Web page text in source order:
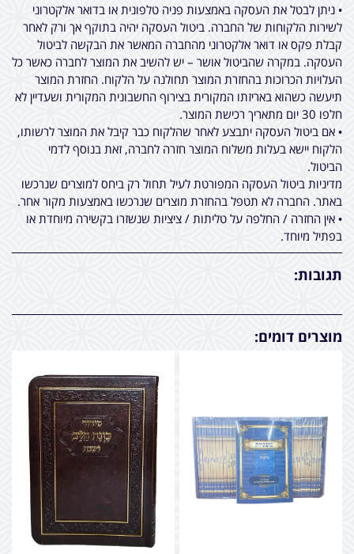
• ניתן לבטל את העסקה באמצעות פניה טלפונית או בדואר אלקטרוני
לשירות הלקוחות של החברה. ביטול העסקה יהיה בתוקף אך ורק לאחר
קבלת פקס או דואר אלקטרוני מהחברה המאשר את הבקשה לביטול
העסקה. במקרה שהביטול אושר – יש להשיב את המוצר לחברה כאשר כל
העלויות הכרוכות בהחזרת המוצר תחולנה על הלקוח. החזרת המוצר
תיעשה כשהוא באריזתו המקורית בצירוף החשבונית המקורית ושעדיין לא
חלפו 30 יום מתאריך רכישת המוצר.
• אם ביטול העסקה יתבצע לאחר שהלקוח כבר קיבל את המוצר לרשותו,
הלקוח יישא בעלות משלוח המוצר חזרה לחברה, זאת בנוסף לדמי
הביטול.
מדיניות ביטול העסקה המפורטת לעיל תחול רק ביחס למוצרים שנרכשו
באתר. החברה לא תטפל בהחזרת מוצרים שנרכשו באמצעות מקור אחר.
• אין החזרה / החלפה על טליתות / ציציות שנשזרו בקשירה מיוחדת או
בפתיל מיוחד.
תגובות:
מוצרים דומים: